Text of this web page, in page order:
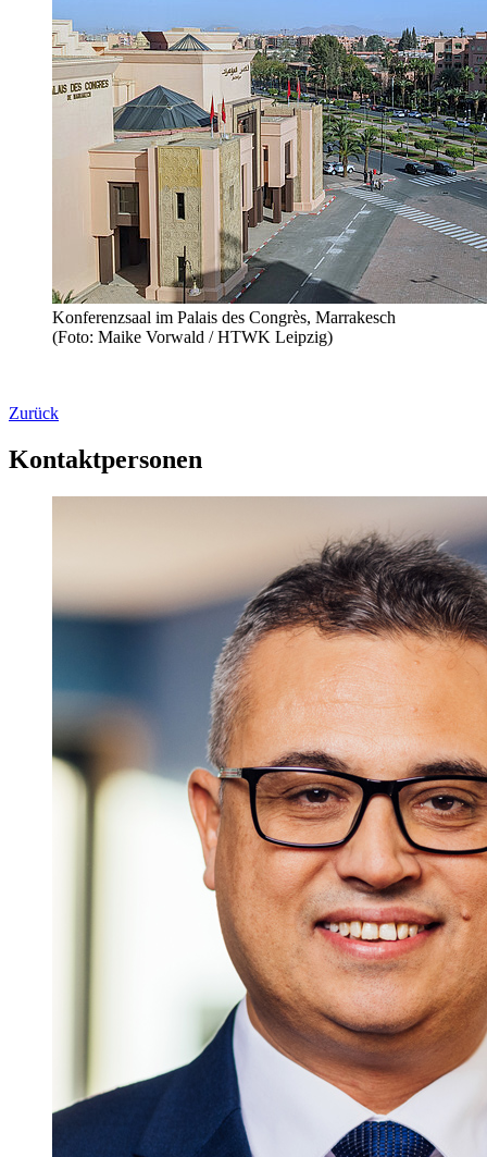
Konferenzsaal im Palais des Congrès, Marrakesch
(Foto: Maike Vorwald / HTWK Leipzig)
Zurück
Kontaktpersonen